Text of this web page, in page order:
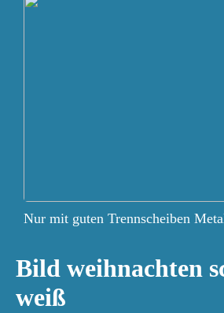
Nur mit guten Trennscheiben
Bild weihnachten
weiß